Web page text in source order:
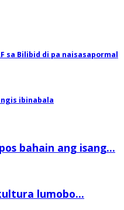
sa Bilibid di pa naisasapormal
ibinabala
bahain ang isang...
lumobo...